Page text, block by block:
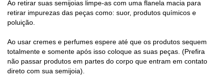
Ao retirar suas semijoias limpe-as com uma flanela macia para
retirar impurezas das peças como: suor, produtos químicos e
poluição.
Ao usar cremes e perfumes espere até que os produtos sequem
totalmente e somente após isso coloque as suas peças. (Prefira
não passar produtos em partes do corpo que entram em contato
direto com sua semijoia).